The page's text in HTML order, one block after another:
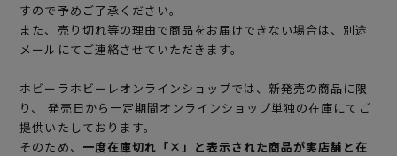
すので予めご了承ください。
また、売り切れ等の理由で商品をお届けできない場合は、別途
メールにてご連絡させていただきます。
ホビーラホビーレオンラインショップでは、新発売の商品に限
り、 発売日から一定期間オンラインショップ単独の在庫にてご
提供いたしております。
そのため、 一度在庫切れ「×」と表示された商品が実店舗と在